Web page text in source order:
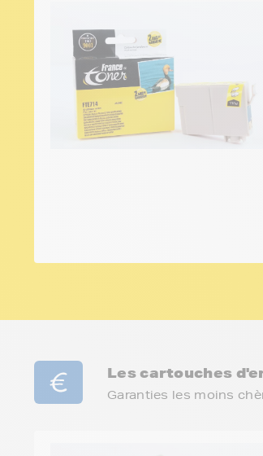
Les cartouches
Garanties les moins